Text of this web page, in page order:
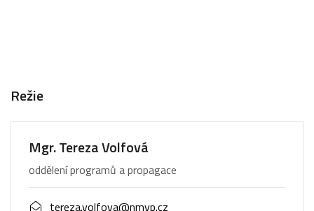
Režie
Mgr. Tereza Volfová
oddělení programů a propagace
tereza.volfova@nmvp.cz